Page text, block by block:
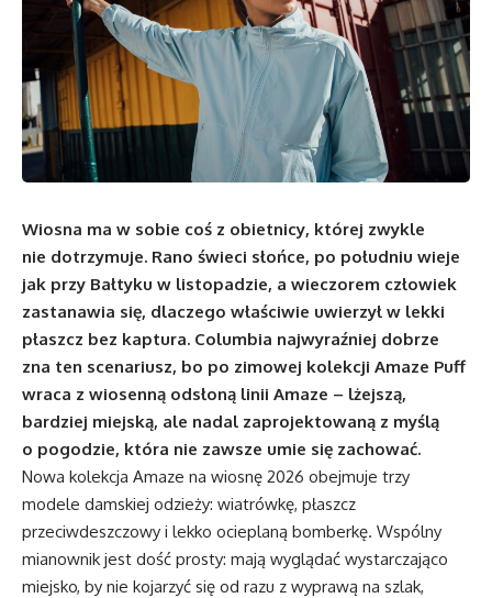
Wiosna ma w sobie coś z obietnicy, której zwykle
nie dotrzymuje. Rano świeci słońce, po południu wieje
jak przy Bałtyku w listopadzie, a wieczorem człowiek
zastanawia się, dlaczego właściwie uwierzył w lekki
płaszcz bez kaptura. Columbia najwyraźniej dobrze
zna ten scenariusz, bo po zimowej kolekcji Amaze Puff
wraca z wiosenną odsłoną linii Amaze – lżejszą,
bardziej miejską, ale nadal zaprojektowaną z myślą
o pogodzie, która nie zawsze umie się zachować.
Nowa kolekcja Amaze na wiosnę 2026 obejmuje trzy
modele damskiej odzieży: wiatrówkę, płaszcz
przeciwdeszczowy i lekko ocieplaną bomberkę. Wspólny
mianownik jest dość prosty: mają wyglądać wystarczająco
miejsko, by nie kojarzyć się od razu z wyprawą na szlak,